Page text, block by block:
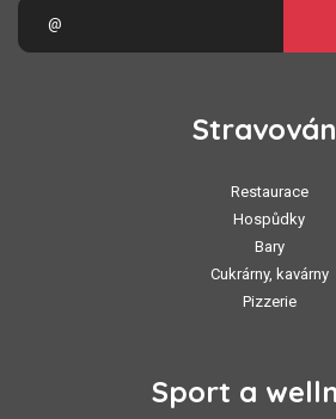
Restaurace
Hospůdky
Bary
Cukrárny, kavárny
Pizzerie
Sport a